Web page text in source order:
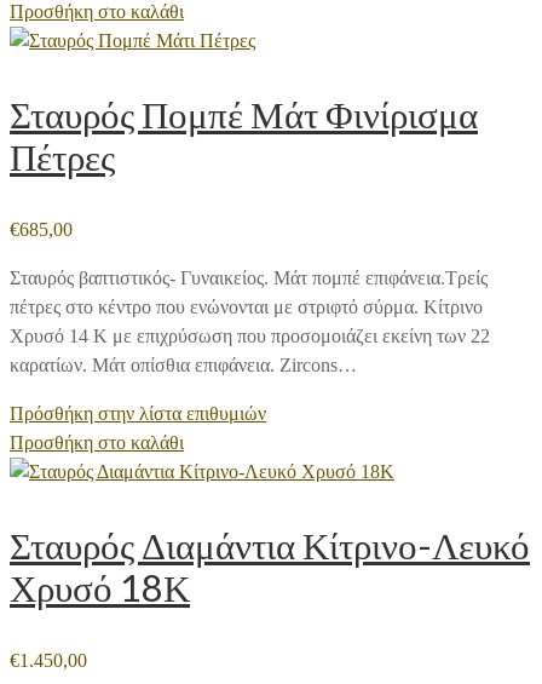
Προσθήκη στο καλάθι
Σταυρός Πομπέ Μάτ Φινίρισμα
Πέτρες
€685,00
Σταυρός βαπτιστικός- Γυναικείος. Μάτ πομπέ επιφάνεια.Τρείς
πέτρες στο κέντρο που ενώνονται με στριφτό σύρμα. Κίτρινο
Χρυσό 14 Κ με επιχρύσωση που προσομοιάζει εκείνη των 22
καρατίων. Μάτ οπίσθια επιφάνεια. Zircons…
Πρόσθήκη στην λίστα επιθυμιών
Προσθήκη στο καλάθι
Σταυρός Διαμάντια Κίτρινο-Λευκό
Χρυσό 18Κ
€1.450,00